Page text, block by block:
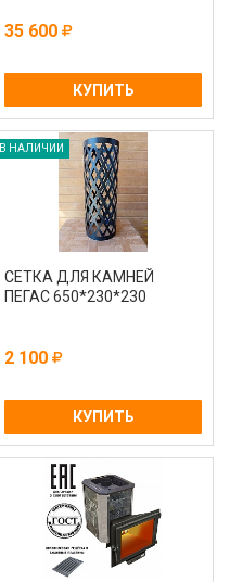
35 600
КУПИТЬ
В НАЛИЧИИ
СЕТКА ДЛЯ КАМНЕЙ
ПЕГАС 650*230*230
2 100
КУПИТЬ